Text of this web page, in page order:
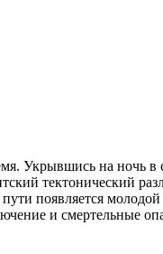
Укрывшись на ночь
тектонический
появляется
и смертельные